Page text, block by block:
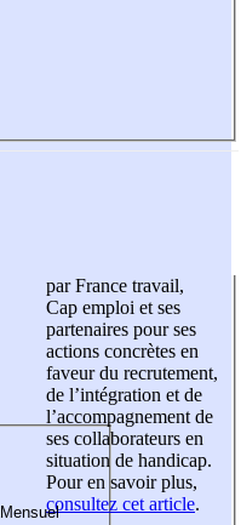
par France travail,
Cap emploi et ses
partenaires pour ses
actions concrètes en
faveur du recrutement,
de l’intégration et de
l’accompagnement de
ses collaborateurs en
situation de handicap.
Pour en savoir plus,
consultez cet article.